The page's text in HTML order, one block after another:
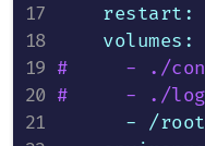
restart:
#     - ./
#     - ./
- /